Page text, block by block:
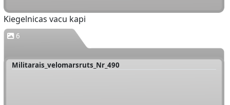
Kiegelnicas vacu kapi
6
Militarais_velomarsruts_Nr_490